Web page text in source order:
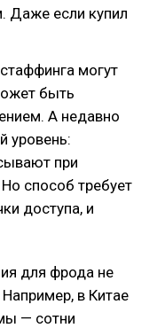
Даже если купил
могут
быть
А недавно
уровень:
при
способ требует
доступа, и
для фрода не
в Китае
— сотни